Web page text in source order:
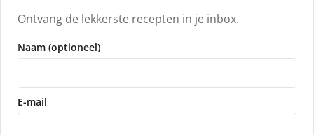
Ontvang de lekkerste recepten in je inbox.
Naam (optioneel)
E-mail